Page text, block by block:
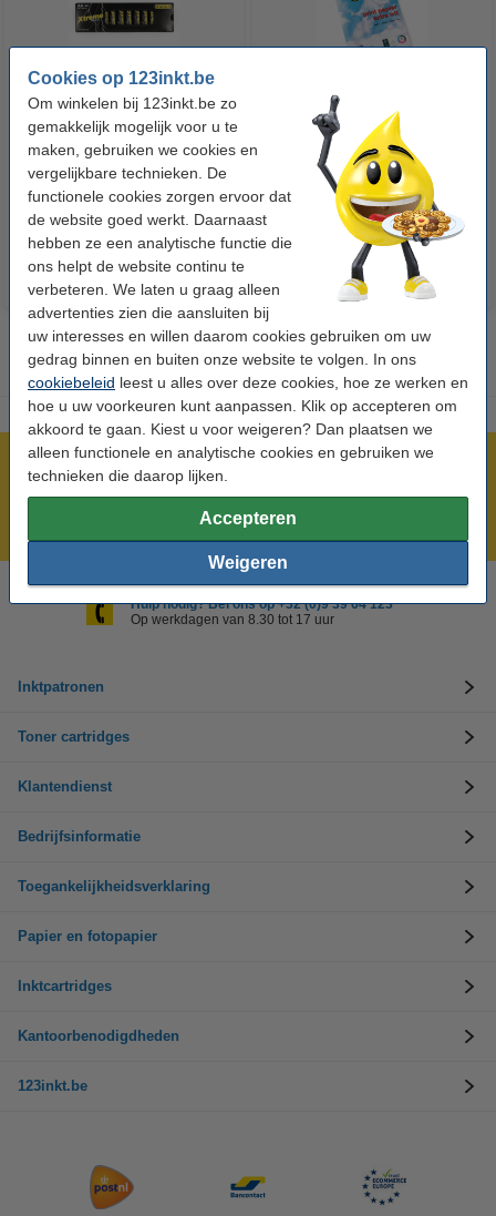
Cookies op 123inkt.be
Om winkelen bij 123inkt.be zo
gemakkelijk mogelijk voor u te
maken, gebruiken we cookies en
vergelijkbare technieken. De
functionele cookies zorgen ervoor dat
de website goed werkt. Daarnaast
hebben ze een analytische functie die
ons helpt de website continu te
verbeteren. We laten u graag alleen
advertenties zien die aansluiten bij
uw interesses en willen daarom cookies gebruiken om uw
gedrag binnen en buiten onze website te volgen. In ons
cookiebeleid leest u alles over deze cookies, hoe ze werken en
hoe u uw voorkeuren kunt aanpassen. Klik op accepteren om
akkoord te gaan. Kiest u voor weigeren? Dan plaatsen we
alleen functionele en analytische cookies en gebruiken we
technieken die daarop lijken.
Accepteren
Weigeren
123accu Xtreme Power MN1500
Penlite AA batterij 24 stuks
€ 14,95 Incl. 21% btw
123inkt kopieerpapier 1 pak van
500 vellen A4 - 80 g/m²
€ 7,25 Incl. 21% btw
Meer dan 5 miljoen klanten!
Voor 22.00 uur besteld, morgen in huis!
Hulp nodig? Bel ons op +32 (0)9 39 64 123
Op werkdagen van 8.30 tot 17 uur
Inktpatronen
Toner cartridges
Klantendienst
Bedrijfsinformatie
Toegankelijkheidsverklaring
Papier en fotopapier
Inktcartridges
Kantoorbenodigdheden
123inkt.be